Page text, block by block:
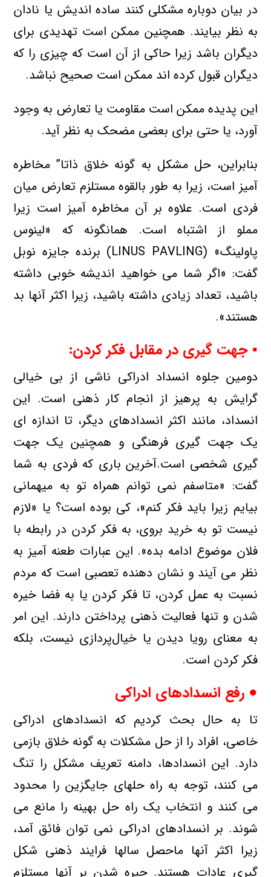
در بیان دوباره مشكلی كنند ساده اندیش یا نادان
به نظر بیایند. همچنین ممكن است تهدیدی برای
دیگران باشد زیرا حاكی از آن است كه چیزی را كه
دیگران قبول كرده اند ممكن است صحیح نباشد.
این پدیده ممكن است مقاومت یا تعارض به وجود
آورد، یا حتی برای بعضی مضحك به نظر آید.
بنابراین، حل مشكل به گونه خلاق ذاتا” مخاطره
آمیز است، زیرا به طور بالقوه مستلزم تعارض میان
فردی است. علاوه بر آن مخاطره آمیز است زیرا
مملو از اشتباه است. همانگونه كه «لینوس
پاولینگ» (LINUS PAVLING) برنده جایزه نوبل
گفت: «اگر شما می خواهید اندیشه خوبی داشته
باشید، تعداد زیادی داشته باشید، زیرا اكثر آنها بد
هستند».
▪ جهت گیری در مقابل فكر كردن:
دومین جلوه انسداد ادراكی ناشی از بی خیالی
گرایش به پرهیز از انجام كار ذهنی است. این
انسداد، مانند اكثر انسدادهای دیگر، تا اندازه ای
یك جهت گیری فرهنگی و همچنین یك جهت
گیری شخصی است.آخرین باری كه فردی به شما
گفت: «متاسفم نمی توانم همراه تو به میهمانی
بیایم زیرا باید فكر كنم»، كی بوده است؟ یا «لازم
نیست تو به خرید بروی، به فكر كردن در رابطه با
فلان موضوع ادامه بده». این عبارات طعنه آمیز به
نظر می آیند و نشان دهنده تعصبی است كه مردم
نسبت به عمل كردن، تا فكر كردن یا به فضا خیره
شدن و تنها فعالیت ذهنی پرداختن دارند. این امر
به معنای رویا دیدن یا خیال‌پردازی نیست، بلكه
فكر كردن است.
● رفع انسدادهای ادراكی
تا به حال بحث كردیم كه انسدادهای ادراكی
خاصی، افراد را از حل مشكلات به گونه خلاق بازمی
دارد. این انسدادها، دامنه تعریف مشكل را تنگ
می كنند، توجه به راه حلهای جایگزین را محدود
می كنند و انتخاب یك راه حل بهینه را مانع می
شوند. بر انسدادهای ادراكی نمی توان فائق آمد،
زیرا اكثر آنها ماحصل سالها فرایند ذهنی شكل
گیری عادات هستند. چیره شدن بر آنها مستلزم